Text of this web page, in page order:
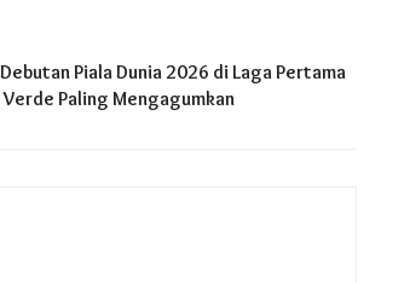
Piala Dunia 2026 di Laga Pertama
Paling Mengagumkan